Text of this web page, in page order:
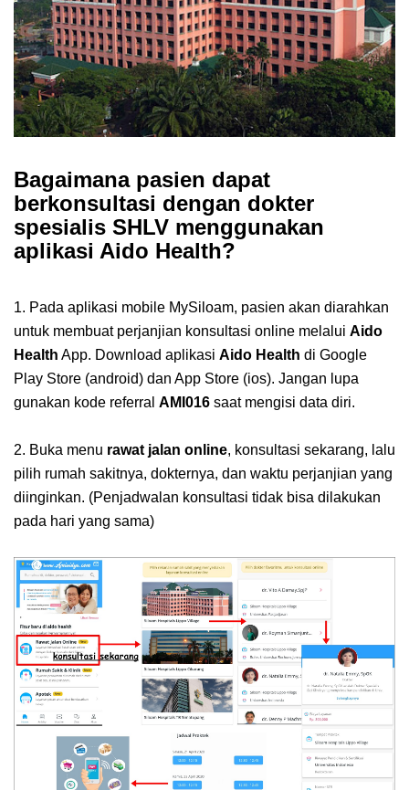
Bagaimana pasien dapat
berkonsultasi dengan dokter
spesialis SHLV menggunakan
aplikasi Aido Health?
1. Pada aplikasi mobile MySiloam, pasien akan diarahkan
untuk membuat perjanjian konsultasi online melalui Aido
Health App. Download aplikasi Aido Health di Google
Play Store (android) dan App Store (ios). Jangan lupa
gunakan kode referral AMI016 saat mengisi data diri.
2. Buka menu rawat jalan online, konsultasi sekarang, lalu
pilih rumah sakitnya, dokternya, dan waktu perjanjian yang
diinginkan. (Penjadwalan konsultasi tidak bisa dilakukan
pada hari yang sama)